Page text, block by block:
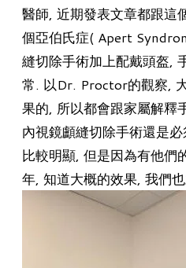
醫師, 近期發表文章都跟這
個亞伯氏症( Apert
縫切除手術加上配戴頭盔,
常. 以Dr. Proctor的觀察,
果的, 所以都會跟家屬解釋
內視鏡顱縫切除手術還是
比較明顯, 但是因為有他們
年, 知道大概的效果, 我們